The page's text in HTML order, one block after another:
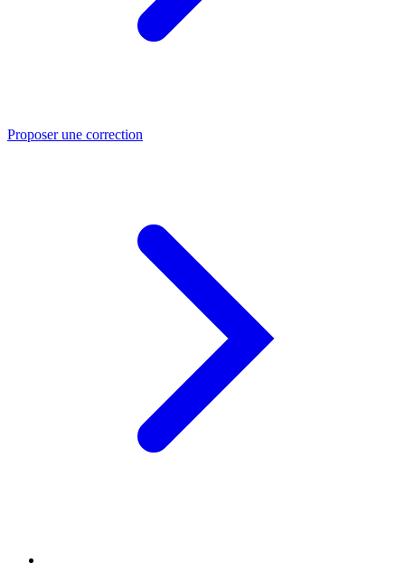
Proposer une correction